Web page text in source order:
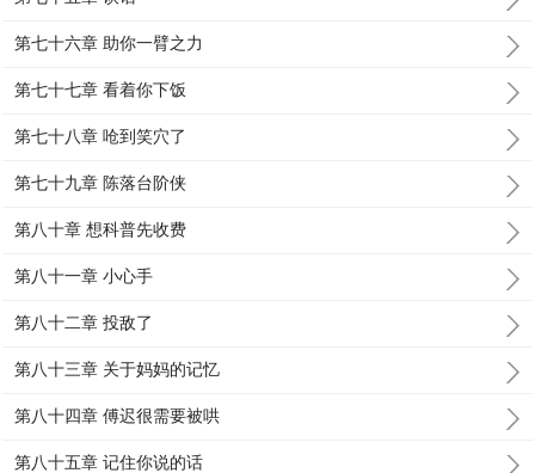
第七十六章 助你一臂之力
第七十七章 看着你下饭
第七十八章 呛到笑穴了
第七十九章 陈落台阶侠
第八十章 想科普先收费
第八十一章 小心手
第八十二章 投敌了
第八十三章 关于妈妈的记忆
第八十四章 傅迟很需要被哄
第八十五章 记住你说的话